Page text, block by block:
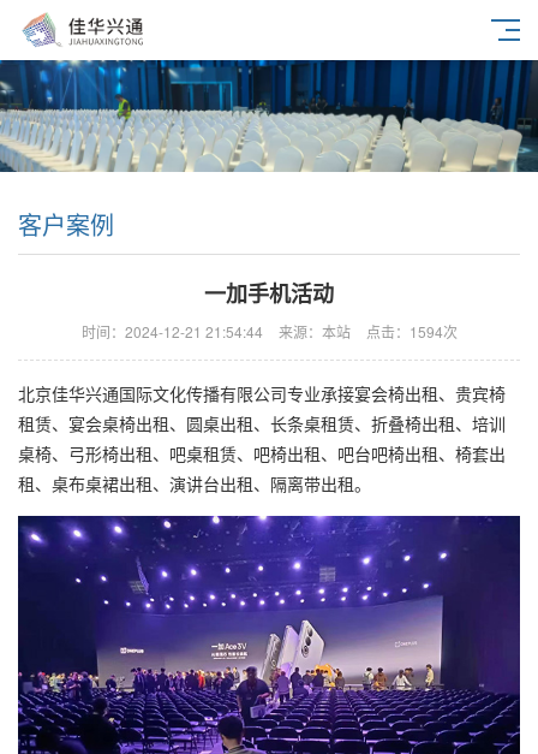
客户案例
一加手机活动
时间：2024-12-21 21:54:44 来源：本站 点击：1594次
北京佳华兴通国际文化传播有限公司专业承接宴会椅出租、贵宾椅
租赁、宴会桌椅出租、圆桌出租、长条桌租赁、折叠椅出租、培训
桌椅、弓形椅出租、吧桌租赁、吧椅出租、吧台吧椅出租、椅套出
租、桌布桌裙出租、演讲台出租、隔离带出租。